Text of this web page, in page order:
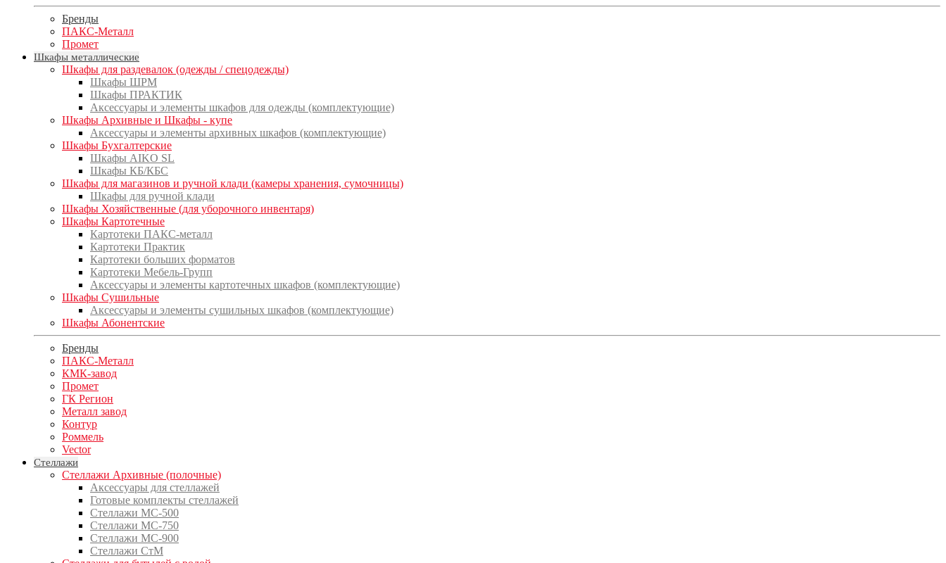
Бренды
ПАКС-Металл
Промет
Шкафы металлические
Шкафы для раздевалок (одежды / спецодежды)
Шкафы ШРМ
Шкафы ПРАКТИК
Аксессуары и элементы шкафов для одежды (комплектующие)
Шкафы Архивные и Шкафы - купе
Аксессуары и элементы архивных шкафов (комплектующие)
Шкафы Бухгалтерские
Шкафы AIKO SL
Шкафы КБ/КБС
Шкафы для магазинов и ручной клади (камеры хранения, сумочницы)
Шкафы для ручной клади
Шкафы Хозяйственные (для уборочного инвентаря)
Шкафы Картотечные
Картотеки ПАКС-металл
Картотеки Практик
Картотеки больших форматов
Картотеки Мебель-Групп
Аксессуары и элементы картотечных шкафов (комплектующие)
Шкафы Сушильные
Аксессуары и элементы сушильных шкафов (комплектующие)
Шкафы Абонентские
Бренды
ПАКС-Металл
КМК-завод
Промет
ГК Регион
Металл завод
Контур
Роммель
Vector
Стеллажи
Стеллажи Архивные (полочные)
Аксессуары для стеллажей
Готовые комплекты стеллажей
Стеллажи МС-500
Стеллажи МС-750
Стеллажи МС-900
Стеллажи СтМ